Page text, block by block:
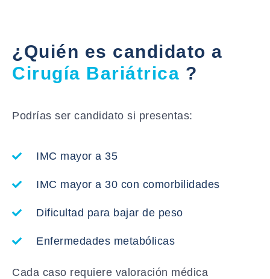
¿Quién es candidato a
Cirugía Bariátrica ?
Podrías ser candidato si presentas:
IMC mayor a 35
IMC mayor a 30 con comorbilidades
Dificultad para bajar de peso
Enfermedades metabólicas
Cada caso requiere valoración médica